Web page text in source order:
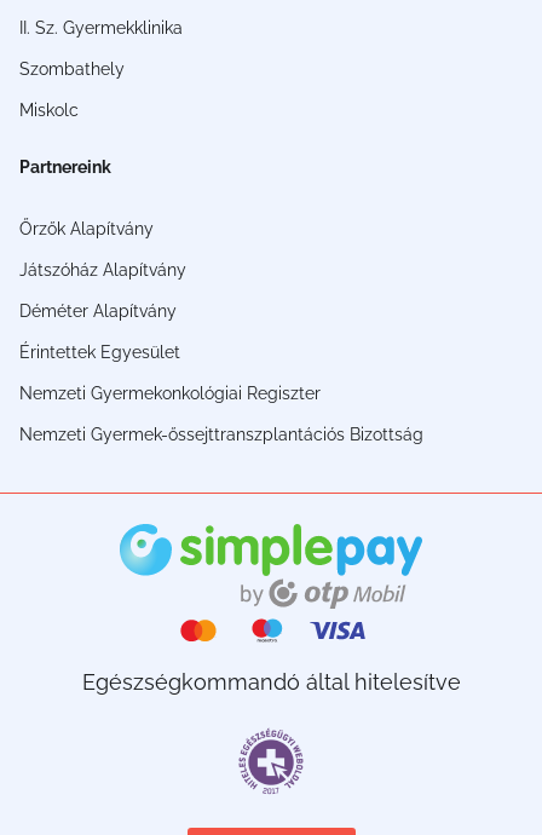
II. Sz. Gyermekklinika
Szombathely
Miskolc
Partnereink
Őrzők Alapítvány
Játszóház Alapítvány
Déméter Alapítvány
Érintettek Egyesület
Nemzeti Gyermekonkológiai Regiszter
Nemzeti Gyermek-őssejttranszplantációs Bizottság
Egészségkommandó által hitelesítve